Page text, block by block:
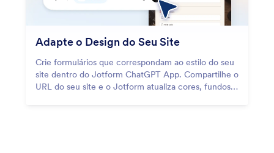
Adapte o Design do Seu Site
Crie formulários que correspondam ao estilo do seu
site dentro do Jotform ChatGPT App. Compartilhe o
URL do seu site e o Jotform atualiza cores, fundos e